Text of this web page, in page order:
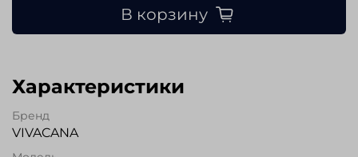
В корзину
Характеристики
Бренд
VIVACANA